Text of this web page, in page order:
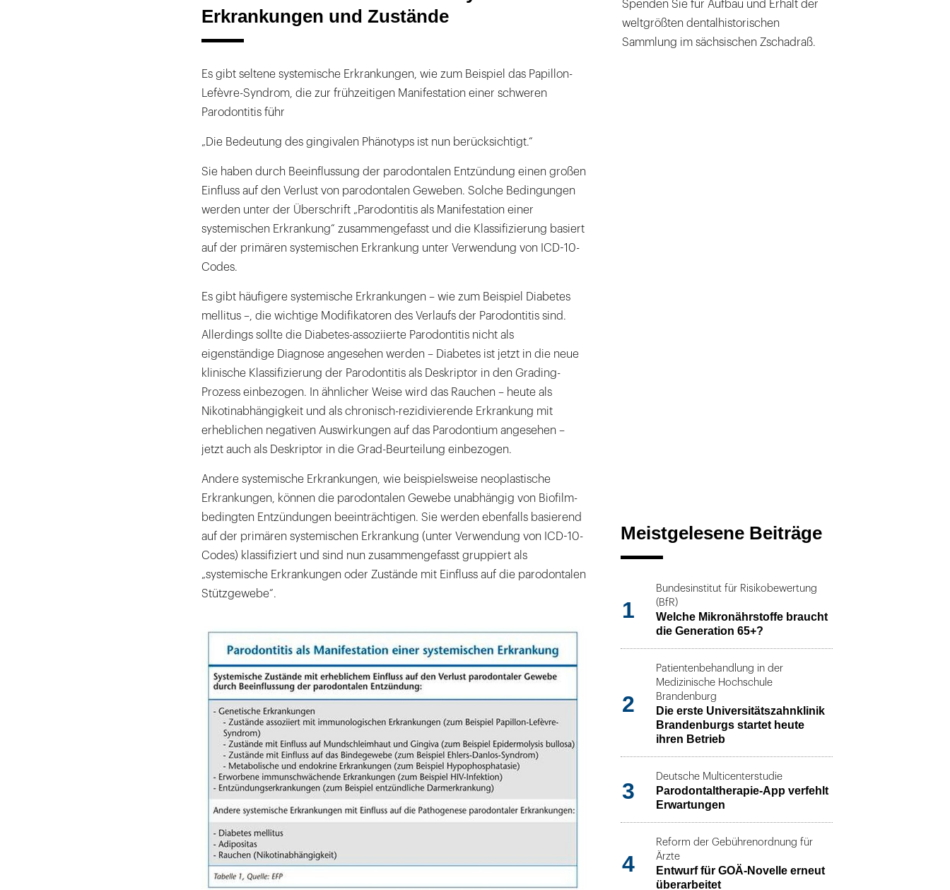
Erkrankungen und Zustände
Es gibt seltene systemische Erkrankungen, wie zum Beispiel das Papillon-
Lefèvre-Syndrom, die zur frühzeitigen Manifestation einer schweren
Parodontitis führ
„Die Bedeutung des gingivalen Phänotyps ist nun berücksichtigt.“
Sie haben durch Beeinflussung der parodontalen Entzündung einen großen
Einfluss auf den Verlust von parodontalen Geweben. Solche Bedingungen
werden unter der Überschrift „Parodontitis als Manifestation einer
systemischen Erkrankung“ zusammengefasst und die Klassifizierung basiert
auf der primären systemischen Erkrankung unter Verwendung von ICD-10-
Codes.
Es gibt häufigere systemische Erkrankungen – wie zum Beispiel Diabetes
mellitus –, die wichtige Modifikatoren des Verlaufs der Parodontitis sind.
Allerdings sollte die Diabetes-assoziierte Parodontitis nicht als
eigenständige Diagnose angesehen werden – Diabetes ist jetzt in die neue
klinische Klassifizierung der Parodontitis als Deskriptor in den Grading-
Prozess einbezogen. In ähnlicher Weise wird das Rauchen – heute als
Nikotinabhängigkeit und als chronisch-rezidivierende Erkrankung mit
erheblichen negativen Auswirkungen auf das Parodontium angesehen –
jetzt auch als Deskriptor in die Grad-Beurteilung einbezogen.
Andere systemische Erkrankungen, wie beispielsweise neoplastische
Erkrankungen, können die parodontalen Gewebe unabhängig von Biofilm-
bedingten Entzündungen beeinträchtigen. Sie werden ebenfalls basierend
auf der primären systemischen Erkrankung (unter Verwendung von ICD-10-
Codes) klassifiziert und sind nun zusammengefasst gruppiert als
„systemische Erkrankungen oder Zustände mit Einfluss auf die parodontalen
Stützgewebe“.
Spenden Sie für Aufbau und Erhalt der
weltgrößten dentalhistorischen
Sammlung im sächsischen Zschadraß.
Meistgelesene Beiträge
1
Bundesinstitut für Risikobewertung
(BfR)
Welche Mikronährstoffe braucht
die Generation 65+?
2
Patientenbehandlung in der
Medizinische Hochschule
Brandenburg
Die erste Universitätszahnklinik
Brandenburgs startet heute
ihren Betrieb
3
Deutsche Multicenterstudie
Parodontaltherapie-App verfehlt
Erwartungen
4
Reform der Gebührenordnung für
Ärzte
Entwurf für GOÄ-Novelle erneut
überarbeitet